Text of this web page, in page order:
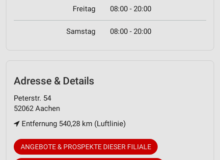
Freitag 08:00 - 20:00
Samstag 08:00 - 20:00
Adresse & Details
Peterstr. 54
52062 Aachen
Entfernung 540,28 km (Luftlinie)
ANGEBOTE & PROSPEKTE DIESER FILIALE